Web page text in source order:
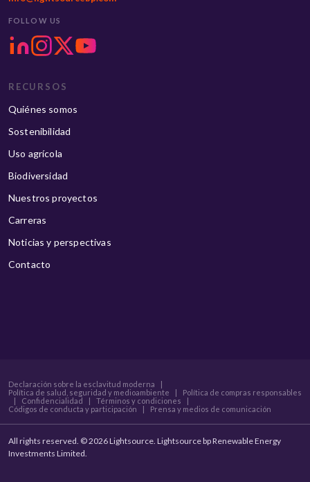
FOLLOW US
RECURSOS
Quiénes somos
Sostenibilidad
Uso agrícola
Biodiversidad
Nuestros proyectos
Carreras
Noticias y perspectivas
Contacto
Declaración sobre la esclavitud moderna
Política de salud, seguridad y medioambiente
Política de compras responsables
Confidencialidad Términos y condiciones
Códigos de conducta y participación
Prensa y medios de comunicación
All rights reserved. © 2026 Lightsource. Lightsource bp Renewable Energy
Investments Limited.